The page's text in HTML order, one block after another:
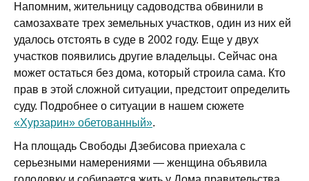
Напомним, жительницу садоводства обвинили в
самозахвате трех земельных участков, один из них ей
удалось отстоять в суде в 2002 году. Еще у двух
участков появились другие владельцы. Сейчас она
может остаться без дома, который строила сама. Кто
прав в этой сложной ситуации, предстоит определить
суду. Подробнее о ситуации в нашем сюжете
«Хурзарин» обетованный».
На площадь Свободы Дзебисова приехала с
серьезными намерениями — женщина объявила